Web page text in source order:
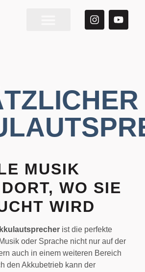
MUSIK
WO SIE
WIRD
ist die perfekte
oder Sprache nicht nur auf der
auch in einem weiteren Bereich
den Akkubetrieb kann der